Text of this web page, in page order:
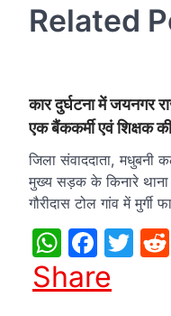
Related
कार दुर्घटना में जयनगर
एक बैंककर्मी एवं शिक्षक
जिला संवाददाता, मधुबनी
मुख्य सड़क के किनारे थाना
गौरीदास टोल गांव में मुर्गी
Share